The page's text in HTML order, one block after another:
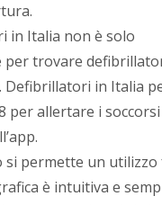
in Italia non è solo
per trovare
Defibrillatori in Italia
per allertare i soccorsi
si permette un utilizzo
è intuitiva e